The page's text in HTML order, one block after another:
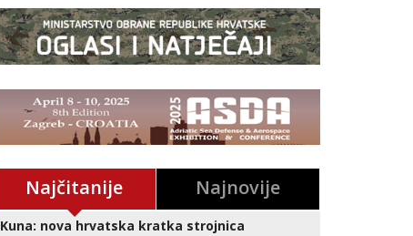
Najčitanije Najnovije
Kuna: nova hrvatska kratka strojnica